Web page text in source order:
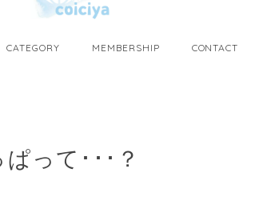
CATEGORY MEMBERSHIP CONTACT
って･･･？